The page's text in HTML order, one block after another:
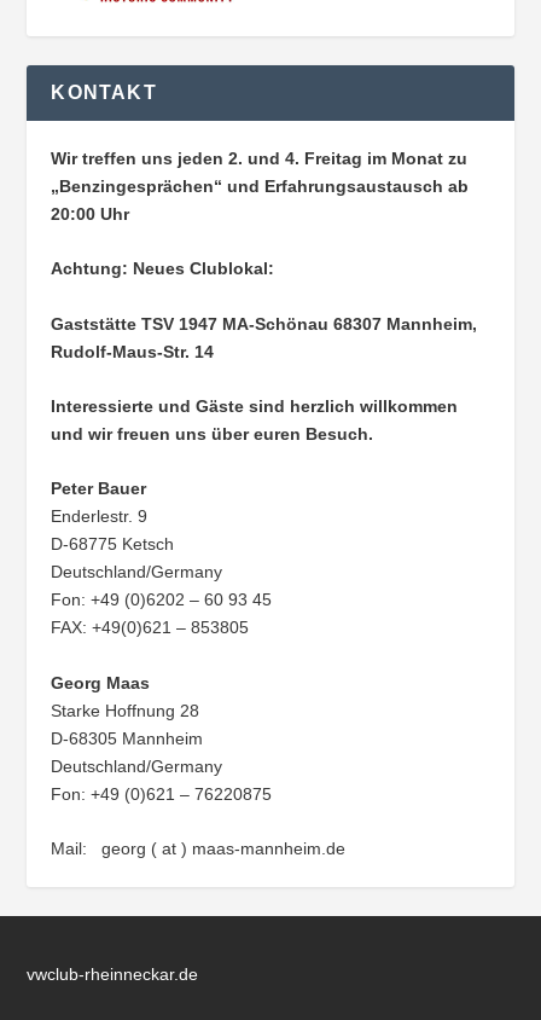
KONTAKT
Wir treffen uns jeden 2. und 4. Freitag im Monat zu
„Benzingesprächen“ und Erfahrungsaustausch ab
20:00 Uhr
Achtung: Neues Clublokal:
Gaststätte TSV 1947 MA-Schönau68307 Mannheim,
Rudolf-Maus-Str. 14
Interessierte und Gäste sind herzlich willkommen
und wir freuen uns über euren Besuch.
Peter Bauer
Enderlestr. 9
D-68775 Ketsch
Deutschland/Germany
Fon: +49 (0)6202 – 60 93 45
FAX: +49(0)621 – 853805
Georg Maas
Starke Hoffnung 28
D-68305 Mannheim
Deutschland/Germany
Fon: +49 (0)621 – 76220875
Mail: georg ( at ) maas-mannheim.de
vwclub-rheinneckar.de